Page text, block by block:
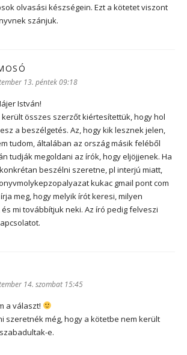
olvasási készségein. Ezt a kötetet viszont
szánjuk.
13. péntek 09:18
István!
összes szerzőt kiértesítettük, hogy hol
a beszélgetés. Az, hogy kik lesznek jelen,
tudom, általában az ország másik feléből
tudják megoldani az írók, hogy eljöjjenek. Ha
beszélni szeretne, pl interjú miatt,
kukac gmail pont com
meg, hogy melyik írót keresi, milyen
mi továbbítjuk neki. Az író pedig felveszi
14. szombat 15:45
a választ!
szeretnék még, hogy a kötetbe nem került
e.